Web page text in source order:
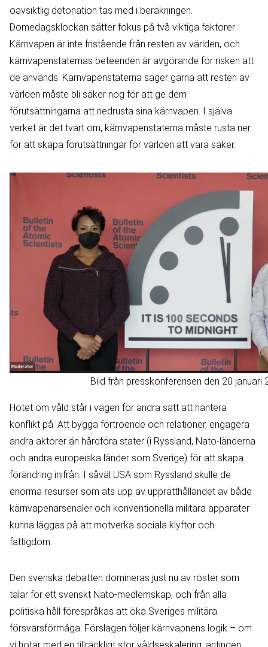
oavsiktlig detonation tas med i beräkningen.
Domedagsklockan sätter fokus på två viktiga faktorer:
Kärnvapen är inte fristående från resten av världen, och
kärnvapenstaternas beteenden är avgörande för risken att
de används. Kärnvapenstaterna säger gärna att resten av
världen måste bli säker nog för att ge dem
förutsättningarna att nedrusta sina kärnvapen. I själva
verket är det tvärt om, kärnvapenstaterna måste rusta ner
för att skapa förutsättningar för världen att vara säker.
Bild från presskonferensen den 20 januari
Hotet om våld står i vägen för andra sätt att hantera
konflikt på. Att bygga förtroende och relationer, engagera
andra aktörer än hårdföra stater (i Ryssland, Nato-länderna
och andra europeiska länder som Sverige) för att skapa
förändring inifrån. I såväl USA som Ryssland skulle de
enorma resurser som äts upp av upprätthållandet av både
kärnvapenarsenaler och konventionella militära apparater
kunna läggas på att motverka sociala klyftor och
fattigdom.
Den svenska debatten domineras just nu av röster som
talar för ett svenskt Nato-medlemskap, och från alla
politiska håll förespråkas att öka Sveriges militära
försvarsförmåga. Förslagen följer kärnvapnens logik – om